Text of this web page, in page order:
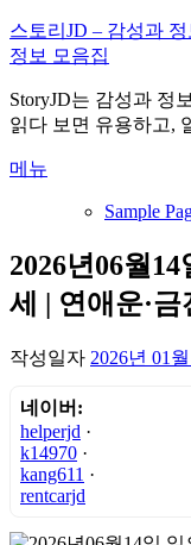
내
용
로
바
가
스토리JD – 감성과
정보 모음집
StoryJD는 감성과 정
읽다 보면 유용하고,
메뉴
Sample
2026년06월
세 | 연애운·금
작성일자 2026년 01
네이버:
helperjd ·
k14970 ·
kang611 ·
rentcarjd